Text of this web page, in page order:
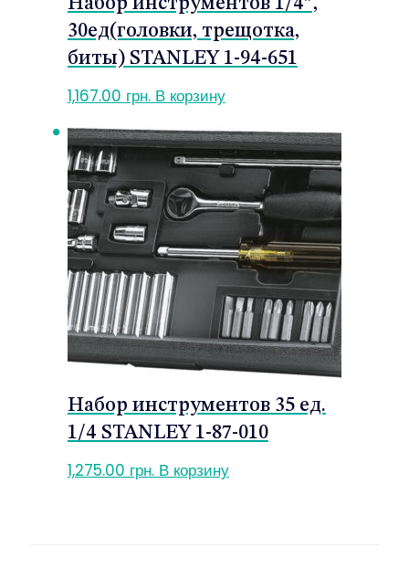
30ед(головки, трещотка,
биты) STANLEY 1-94-651
1,167.00 грн. В корзину
Набор инструментов 35 ед.
1/4 STANLEY 1-87-010
1,275.00 грн. В корзину